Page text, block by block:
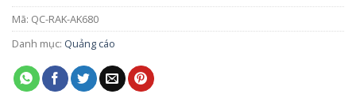
Mã: QC-RAK-AK680
Danh mục: Quảng cáo